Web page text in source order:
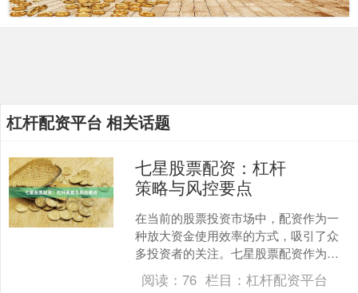
杠杆配资平台 相关话题
七星股票配资：杠杆
策略与风控要点
在当前的股票投资市场中，配资作为一
种放大资金使用效率的方式，吸引了众
多投资者的关注。七星股票配资作为行
业内具有一定知名度的平台，其杠杆策
略与风控体系是投资者需要....
阅读：76 栏目：杠杆配资平台